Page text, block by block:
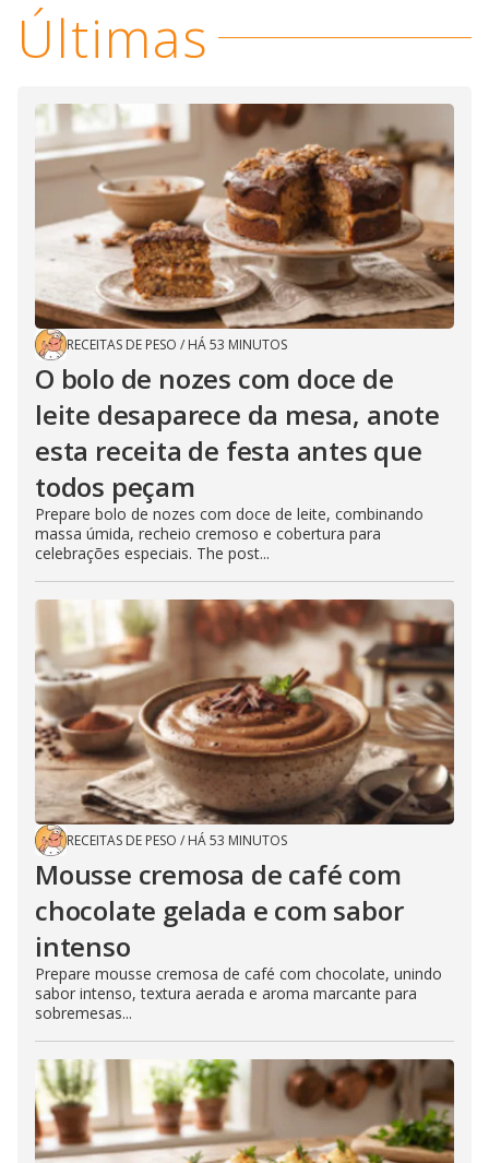
Últimas
RECEITAS DE PESO / HÁ 53 MINUTOS
O bolo de nozes com doce de
leite desaparece da mesa, anote
esta receita de festa antes que
todos peçam
Prepare bolo de nozes com doce de leite, combinando
massa úmida, recheio cremoso e cobertura para
celebrações especiais. The post...
RECEITAS DE PESO / HÁ 53 MINUTOS
Mousse cremosa de café com
chocolate gelada e com sabor
intenso
Prepare mousse cremosa de café com chocolate, unindo
sabor intenso, textura aerada e aroma marcante para
sobremesas...